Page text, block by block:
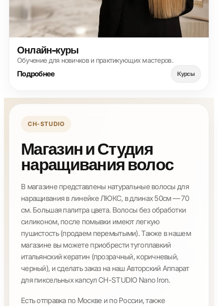
Онлайн-куры
Обучение для новичков и практикующих мастеров.
Подробнее Курсы
CH-STUDIO
Магазин и Студия
наращивания волос
В магазине представлены натуральные волосы для
наращивания в линейке ЛЮКС, в длинах 50см — 70
см. Большая палитра цвета. Волосы без обработки
силиконом, после помывки имеют легкую
пушистость (продаем перемытыми). Также в нашем
магазине вы можете приобрести тугоплавкий
итальянский кератин (прозрачный, коричневый,
черный), и сделать заказ на наш Авторский Аппарат
для пиксельных капсул CH-STUDIO Nano Iron.
Есть отправка по Москве и по России, также